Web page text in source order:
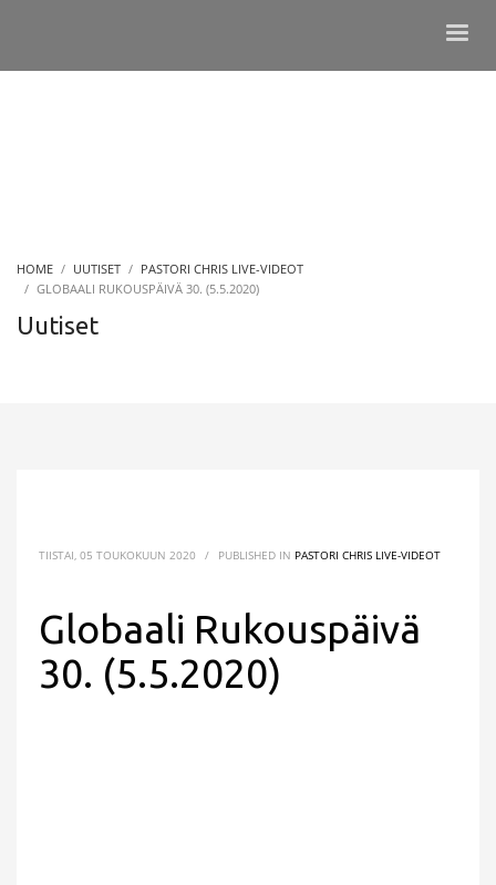
HOME UUTISET
PASTORI CHRIS LIVE-VIDEOT
GLOBAALI RUKOUSPÄIVÄ 30. (5.5.2020)
Uutiset
TIISTAI, 05 TOUKOKUUN 2020 / PUBLISHED IN PASTORI CHRIS LIVE-VIDEOT
Globaali Rukouspäivä
30. (5.5.2020)